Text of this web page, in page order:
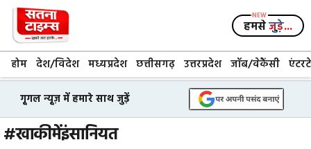
Skip
content
हमसेजुड़े...
होम देश/विदेश मध्यप्रदेश छत्तीसगढ़ उत्तरप्रदेश जॉब/वेकैंसी
गूगल न्यूज़ में हमारे साथ जुड़ें
#खाकीमेंइंसानियत